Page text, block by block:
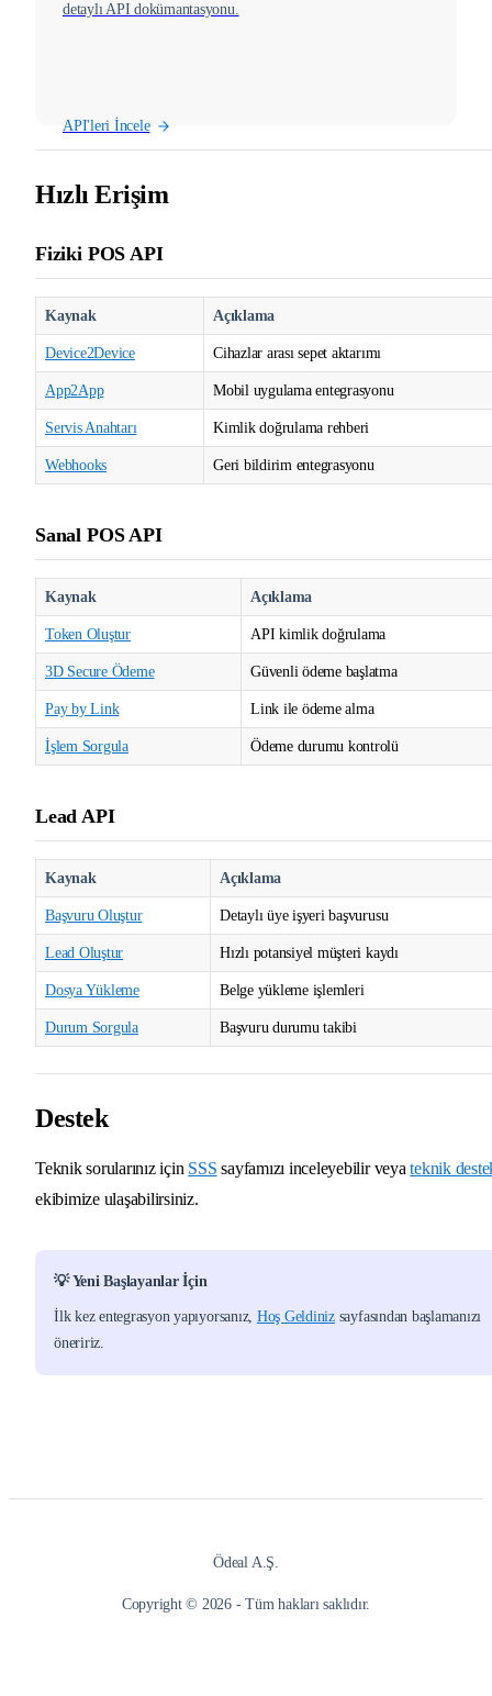
detaylı API dokümantasyonu.
API'leri İncele
Hızlı Erişim
Fiziki POS API
Kaynak Açıklama
Device2Device Cihazlar arası sepet aktarımı
App2App Mobil uygulama entegrasyonu
Servis Anahtarı Kimlik doğrulama rehberi
Webhooks Geri bildirim entegrasyonu
Sanal POS API
Kaynak Açıklama
Token Oluştur API kimlik doğrulama
3D Secure Ödeme Güvenli ödeme başlatma
Pay by Link Link ile ödeme alma
İşlem Sorgula Ödeme durumu kontrolü
Lead API
Kaynak Açıklama
Başvuru Oluştur Detaylı üye işyeri başvurusu
Lead Oluştur Hızlı potansiyel müşteri kaydı
Dosya Yükleme Belge yükleme işlemleri
Durum Sorgula Başvuru durumu takibi
Destek
Teknik sorularınız için SSS sayfamızı inceleyebilir veyateknik
ekibimize ulaşabilirsiniz.
💡 Yeni Başlayanlar İçin
İlk kez entegrasyon yapıyorsanız, Hoş Geldinizsayfasından başlamanızı
öneririz.
Ödeal A.Ş.
Copyright © 2026 - Tüm hakları saklıdır.